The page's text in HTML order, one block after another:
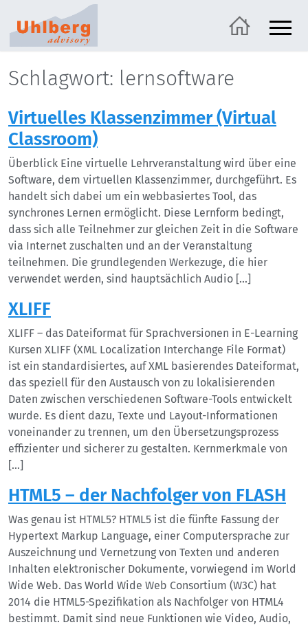
Schlagwort: lernsoftware
Virtuelles Klassenzimmer (Virtual
Classroom)
Überblick Eine virtuelle Lehrveranstaltung wird über eine
Software, dem virtuellen Klassenzimmer, durchgeführt. Es
handelt sich dabei um ein webbasiertes Tool, das
synchrones Lernen ermöglicht. Diese Lernform bedingt,
dass sich alle Teilnehmer zur gleichen Zeit in die Software
via Internet zuschalten und an der Veranstaltung
teilnehmen. Die grundlegenden Werkezuge, die hier
verwendet werden, sind hauptsächlich Audio […]
XLIFF
XLIFF – das Dateiformat für Sprachversionen in E-Learning
Kursen XLIFF (XML Localization Interchange File Format)
ist ein standardisiertes, auf XML basierendes Dateiformat,
das speziell für den Austausch von zu lokalisierenden
Daten zwischen verschiedenen Software-Tools entwickelt
wurde. Es dient dazu, Texte und Layout-Informationen
voneinander zu trennen, um den Übersetzungsprozess
effizienter und sicherer zu gestalten. Kernmerkmale von
[…]
HTML5 – der Nachfolger von FLASH
Was genau ist HTML5? HTML5 ist die fünfte Fassung der
Hypertext Markup Language, einer Computersprache zur
Auszeichnung und Vernetzung von Texten und anderen
Inhalten elektronischer Dokumente, vorwiegend im World
Wide Web. Das World Wide Web Consortium (W3C) hat
2014 die HTML5-Spezifikation als Nachfolger von HTML4
bestimmt. Damit sind neue Funktionen wie Video, Audio,